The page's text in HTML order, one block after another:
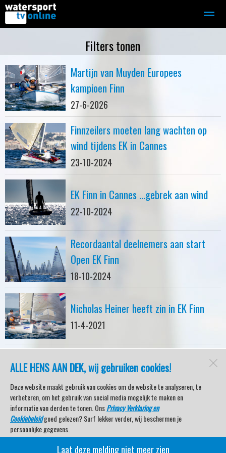
Motorboot-sloep Adverteren
Home
ALLE HENS AAN DEK, wij gebruiken cookies!
Deze website maakt gebruik van cookies om de website te analyseren, te
verbeteren, om het gebruik van social media mogelijk te maken en
informatie van derden te tonen. OnsPrivacy Verklaring en
Cookiebeleidgoed gelezen? Surf lekker verder, wij beschermen je
persoonlijke gegevens.
Veel kijkplezier met Watersport TV Beleving & Nieuws!
Laat deze melding niet meer zien
Filters tonen
Martijn van Muyden Europees
kampioen Finn
27-6-2026
Finnzeilers moeten lang wachten op
wind tijdens EK in Cannes
23-10-2024
EK Finn in Cannes ...gebrek aan wind
22-10-2024
Recordaantal deelnemers aan start
Open EK Finn
18-10-2024
Nicholas Heiner heeft zin in EK Finn
11-4-2021
watersport-tv
Lemmer
Open desktopversie